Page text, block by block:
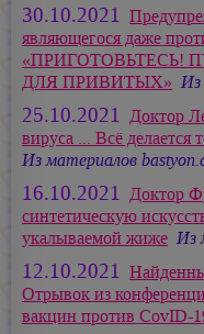
30.10.2021
являющегося даже
ДЛЯ ПРИВИТЫХ» Из
25.10.2021 Доктор
вируса ... Всё делается
Из материалов
16.10.2021 Доктор
синтетическую
укалываемой жиже Из
12.10.2021
Отрывок из
вакцин против CovID-